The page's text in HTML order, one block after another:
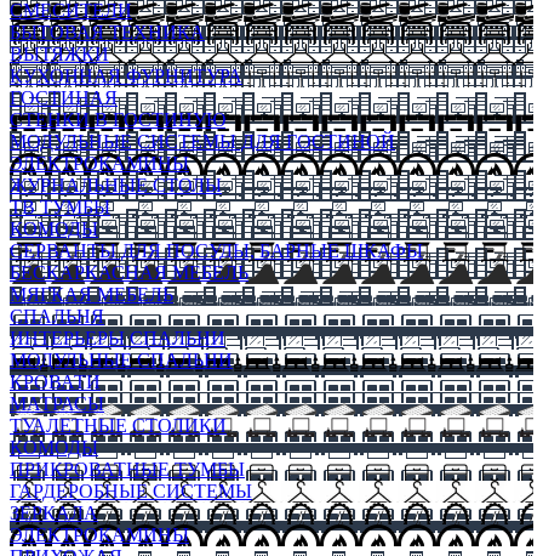
СМЕСИТЕЛИ
БЫТОВАЯ ТЕХНИКА
ВЫТЯЖКИ
КУХОННАЯ ФУРНИТУРА
ГОСТИНАЯ
СТЕНКИ В ГОСТИНУЮ
МОДУЛЬНЫЕ СИСТЕМЫ ДЛЯ ГОСТИНОЙ
ЭЛЕКТРОКАМИНЫ
ЖУРНАЛЬНЫЕ СТОЛЫ
ТВ ТУМБЫ
КОМОДЫ
СЕРВАНТЫ ДЛЯ ПОСУДЫ, БАРНЫЕ ШКАФЫ
БЕСКАРКАСНАЯ МЕБЕЛЬ
МЯГКАЯ МЕБЕЛЬ
СПАЛЬНЯ
ИНТЕРЬЕРЫ СПАЛЬНИ
МОДУЛЬНЫЕ СПАЛЬНИ
КРОВАТИ
МАТРАСЫ
ТУАЛЕТНЫЕ СТОЛИКИ
КОМОДЫ
ПРИКРОВАТНЫЕ ТУМБЫ
ГАРДЕРОБНЫЕ СИСТЕМЫ
ЗЕРКАЛА
ЭЛЕКТРОКАМИНЫ